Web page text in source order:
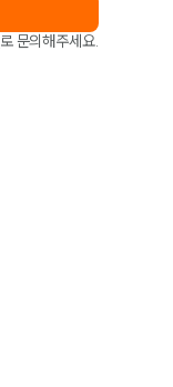
로 문의해주세요.